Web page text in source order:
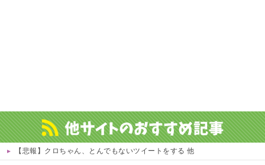
【悲報】クロちゃん、とんでもないツイートをする 他